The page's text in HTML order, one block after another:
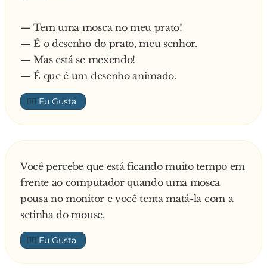
— Tem uma mosca no meu prato!
— É o desenho do prato, meu senhor.
— Mas está se mexendo!
— É que é um desenho animado.
👍🏼
Você percebe que está ficando muito tempo em
frente ao computador quando uma mosca
pousa no monitor e você tenta matá-la com a
setinha do mouse.
👍🏼